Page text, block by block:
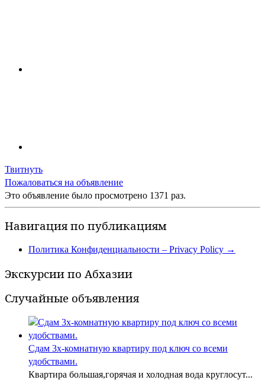
Твитнуть
Пожаловаться на объявление
Это объявление было просмотрено 1371 раз.
Навигация по публикациям
Политика Конфиденциальности – Privacy Policy →
Экскурсии по Абхазии
Случайные объявления
Сдам 3х-комнатную квартиру под ключ со всеми
удобствами.
Квартира большая,горячая и холодная вода круглосут...